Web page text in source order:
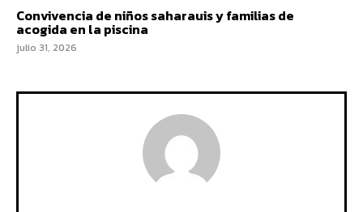
Convivencia de niños saharauis y familias de
acogida en la piscina
julio 31, 2026